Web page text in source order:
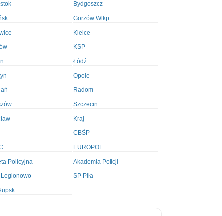
Bydgoszcz
Gorzów Wlkp.
Kielce
KSP
Łódź
Opole
Radom
Szczecin
Kraj
CBŚP
EUROPOL
Policyjna Akademia Policji
Legionowo SP Piła